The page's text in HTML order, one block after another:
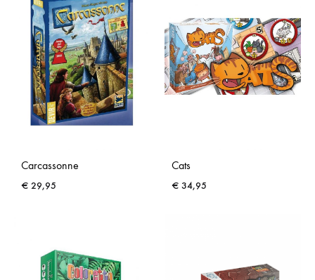
Carcassonne
€ 29,95
Cats
€ 34,95